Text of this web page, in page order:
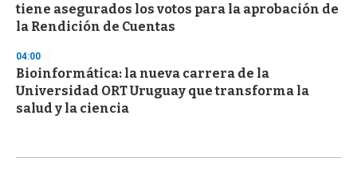
tiene asegurados los votos para la aprobación de
la Rendición de Cuentas
04:00
Bioinformática: la nueva carrera de la
Universidad ORT Uruguay que transforma la
salud y la ciencia